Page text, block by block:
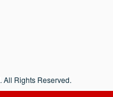
All Rights Reserved.